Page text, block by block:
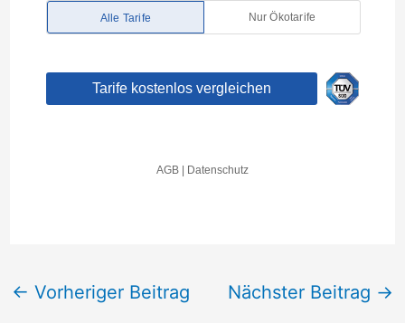
← Vorheriger Beitrag Nächster Beitrag →